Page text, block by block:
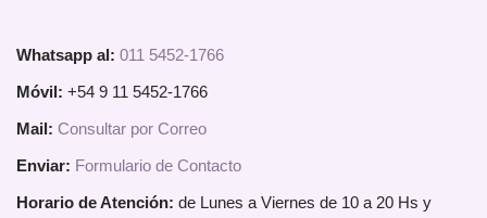
Whatsapp al: 011 5452-1766
Móvil: +54 9 11 5452-1766
Mail: Consultar por Correo
Enviar: Formulario de Contacto
Horario de Atención: de Lunes a Viernes de 10 a 20 Hs y